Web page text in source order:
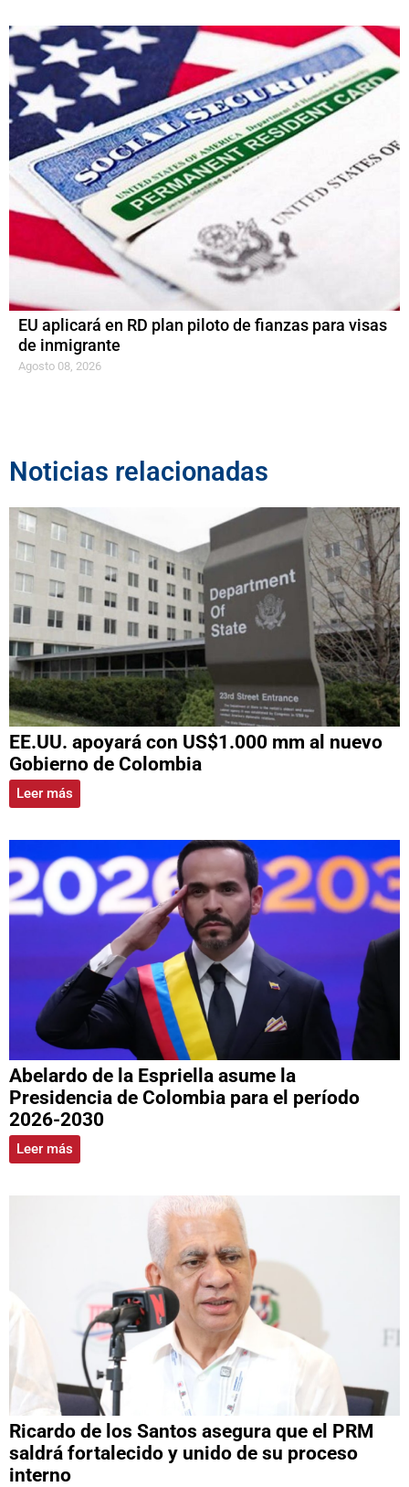
EU aplicará en RD plan piloto de fianzas para visas
de inmigrante
Agosto 08, 2026
Noticias relacionadas
EE.UU. apoyará con US$1.000 mm al nuevo
Gobierno de Colombia
Leer más
Abelardo de la Espriella asume la
Presidencia de Colombia para el período
2026-2030
Leer más
Ricardo de los Santos asegura que el PRM
saldrá fortalecido y unido de su proceso
interno